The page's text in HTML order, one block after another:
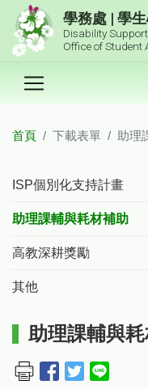
跳到主要內容區塊
學務處 | 學
Disability
Office of Student
首頁 下載表單 助理
ISP個別化支持計畫
助理課輔與耗材補助
高教深耕獎勵
其他
助理課輔與